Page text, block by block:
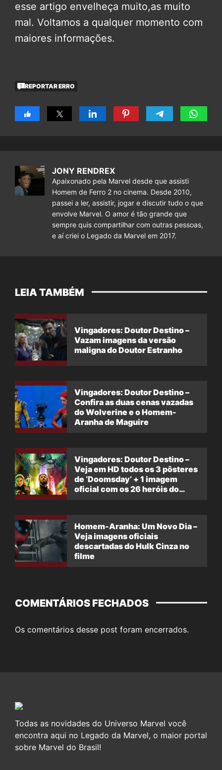
esse artigo envelheça muito,as muito
mal. Voltamos a qualquer momento com
maiores informações.
REPORTAR ERRO
JONY RENDREX
Apaixonado pela Marvel desde que assisti
Homem de Ferro 2 no cinema. Desde 2010,
passei a ler, assistir, jogar e discutir tudo o que
envolve Marvel. O amor é tão grande que
sempre quis compartilhar com outras pessoas,
e aí criei o Legado da Marvel em 2017.
LEIA TAMBÉM
Vingadores: Doutor Destino –
Vazam imagens da versão
maligna do Doutor Estranho
Vingadores: Doutor Destino –
Confira as duas cenas vazadas
do Wolverine e o Homem-
Aranha de Maguire
Vingadores: Doutor Destino –
Veja em HD todos os 3 pôsteres
de ‘Doomsday’ + 1 imagem
oficial com os 26 heróis do
Homem-Aranha: Um Novo Dia –
Veja imagens oficiais
descartadas do Hulk Cinza no
filme
COMENTÁRIOS FECHADOS
Os comentários desse post foram encerrados.
Todas as novidades do Universo Marvel você
encontra aqui no Legado da Marvel, o maior portal
sobre Marvel do Brasil!